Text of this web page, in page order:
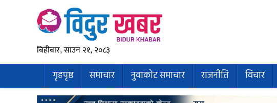
बिहीबार, साउन २१, २०८३
गृहपृष्ठ समाचार नुवाकोट समाचार राजनीति विचार